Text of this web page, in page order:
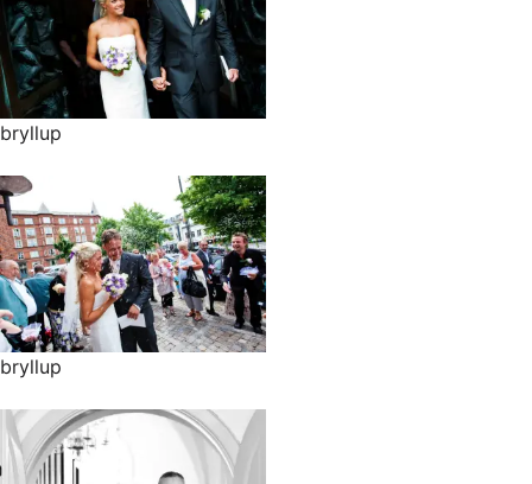
bryllup
bryllup